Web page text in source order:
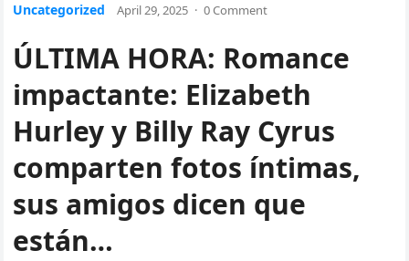
Uncategorized April 29, 2025 · 0 Comment
ÚLTIMA HORA: Romance
impactante: Elizabeth
Hurley y Billy Ray Cyrus
comparten fotos íntimas,
sus amigos dicen que
están…